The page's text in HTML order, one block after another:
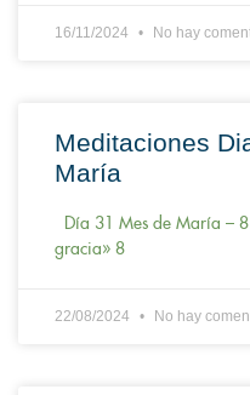
16/11/2024 No hay
Meditaciones
María
Día 31 Mes de María – 8
gracia» 8
22/08/2024 No hay